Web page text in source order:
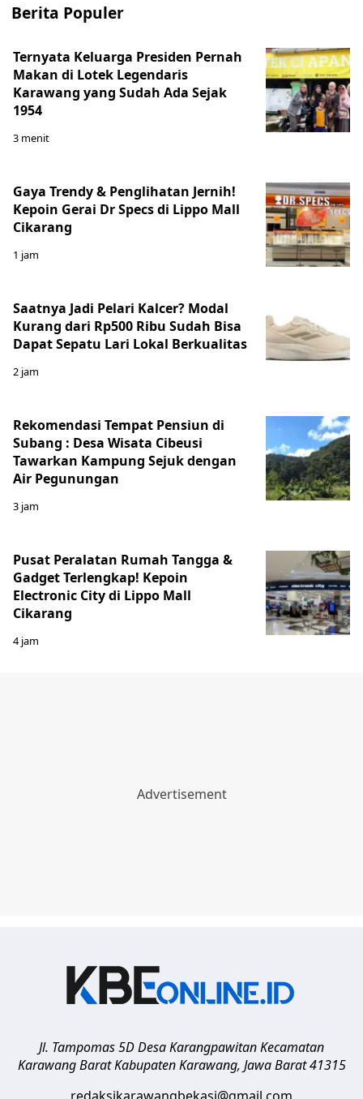
Berita Populer
Ternyata Keluarga Presiden Pernah
Makan di Lotek Legendaris
Karawang yang Sudah Ada Sejak
1954
3 menit
Gaya Trendy & Penglihatan Jernih!
Kepoin Gerai Dr Specs di Lippo Mall
Cikarang
1 jam
Saatnya Jadi Pelari Kalcer? Modal
Kurang dari Rp500 Ribu Sudah Bisa
Dapat Sepatu Lari Lokal Berkualitas
2 jam
Rekomendasi Tempat Pensiun di
Subang : Desa Wisata Cibeusi
Tawarkan Kampung Sejuk dengan
Air Pegunungan
3 jam
Pusat Peralatan Rumah Tangga &
Gadget Terlengkap! Kepoin
Electronic City di Lippo Mall
Cikarang
4 jam
Jl. Tampomas 5D Desa Karangpawitan Kecamatan
Karawang Barat Kabupaten Karawang, Jawa Barat 41315